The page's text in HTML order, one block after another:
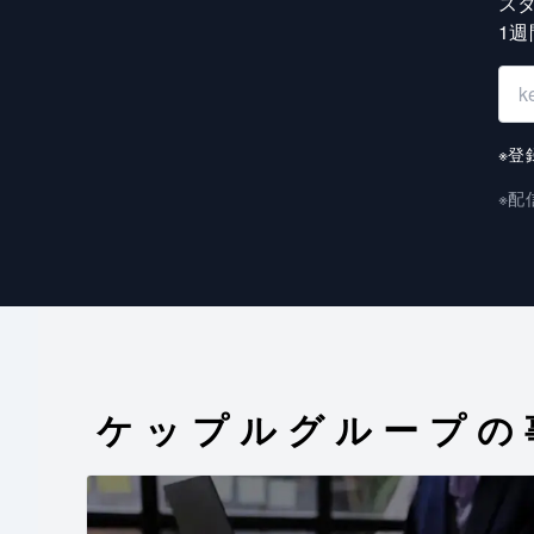
1
※登
※配
ケップルグループ